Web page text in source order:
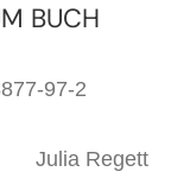
Festtags-Fans
BUCH
97-2
Julia Regett